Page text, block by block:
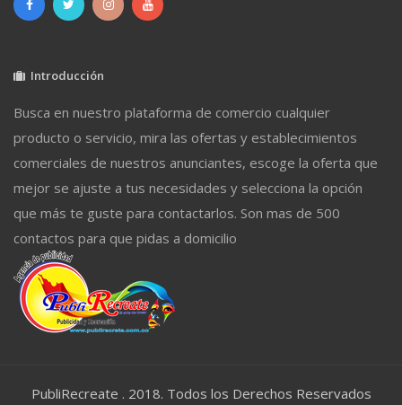
Introducción
Busca en nuestro plataforma de comercio cualquier
producto o servicio, mira las ofertas y establecimientos
comerciales de nuestros anunciantes, escoge la oferta que
mejor se ajuste a tus necesidades y selecciona la opción
que más te guste para contactarlos. Son mas de 500
contactos para que pidas a domicilio
PubliRecreate . 2018. Todos los Derechos Reservados